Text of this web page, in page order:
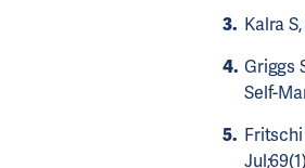
Kalra
Griggs
Self-
Fritschi